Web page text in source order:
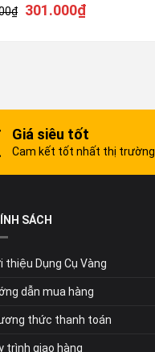
₫ 301.000₫
Giá siêu tốt
Cam kết tốt nhất thị trường
SÁCH
thiệu Dụng Cụ Vàng
dẫn mua hàng
thức thanh toán
trình giao hàng